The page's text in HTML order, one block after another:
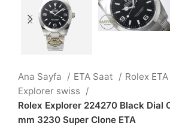
Ana Sayfa ETA Saat
Rolex
Explorer swiss
Rolex Explorer 224270 Black Dial
mm 3230 Super Clone ETA